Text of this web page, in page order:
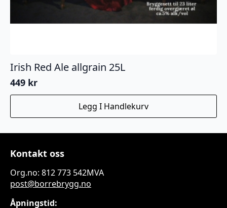
Irish Red Ale allgrain 25L
449 kr
Legg I Handlekurv
Kontakt oss
Org.no: 812 773 542MVA
post@borrebrygg.no
Åpningstid: